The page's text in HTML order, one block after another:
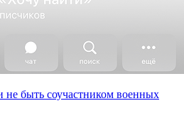
не быть соучастником военных